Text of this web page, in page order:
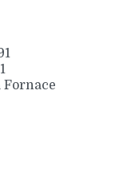
Fornace